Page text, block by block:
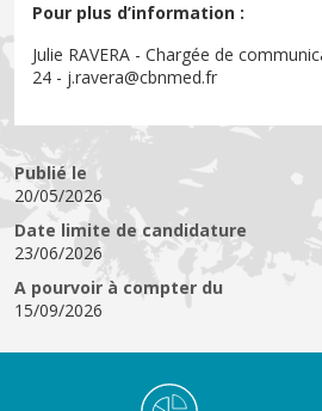
Pour plus d’information :
Julie RAVERA - Chargée de
24 - j.ravera@cbnmed.fr
Publié le
20/05/2026
Date limite de candidature
23/06/2026
A pourvoir à compter du
15/09/2026
Médiathèque Footer